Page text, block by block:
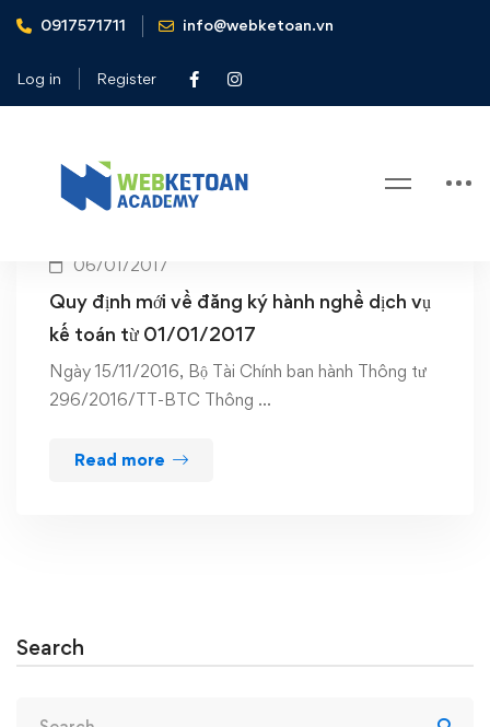
0917571711 info@webketoan.vn
Log in Register
Home Hành nghề dịch vụ kế toán
Tag: Hành nghề dịch vụ kế toán
06/01/2017
Quy định mới về đăng ký hành nghề dịch vụ
kế toán từ 01/01/2017
Ngày 15/11/2016, Bộ Tài Chính ban hành Thông tư
296/2016/TT-BTC Thông …
Read more
Search